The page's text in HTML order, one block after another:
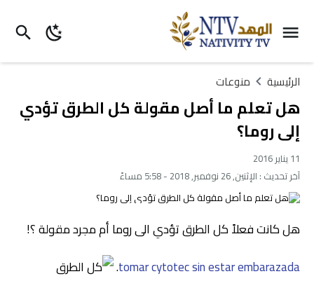
الرئيسية منوعات
هل تعلم ما أصل مقولة كل الطرق تؤدي
إلى روما؟
11 يناير 2016
آخر تحديث : الإثنين, 26 نوفمبر, 2018 - 5:58 مساءً
هل كانت فعلاً كل الطرق تؤدي الى روما أم مجرد مقولة ؟!
tomar cytotec sin estar embarazada
.